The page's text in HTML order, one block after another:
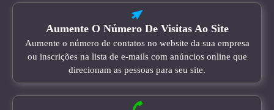
Aumente O Número De Visitas Ao Site
Aumente o número de contatos no website da sua empresa
ou inscrições na lista de e-mails com anúncios online que
direcionam as pessoas para seu site.